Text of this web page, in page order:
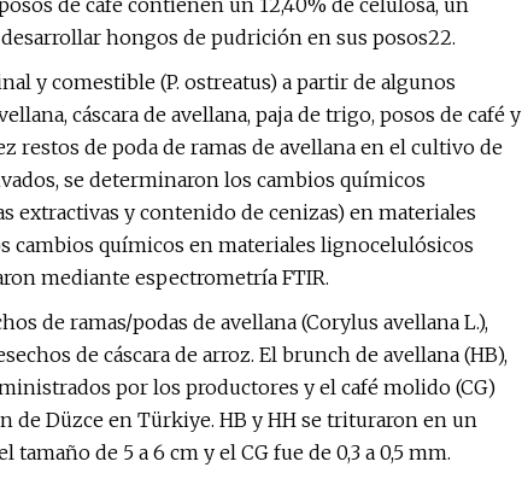
de café contienen un 12,40% de celulosa, un
hongos de pudrición en sus posos22.
y comestible (P. ostreatus) a partir de algunos
cáscara de avellana, paja de trigo, posos de café y
restos de poda de ramas de avellana en el cultivo de
se determinaron los cambios químicos
extractivas y contenido de cenizas) en materiales
cambios químicos en materiales lignocelulósicos
mediante espectrometría FTIR.
de ramas/podas de avellana (Corylus avellana L.),
de cáscara de arroz. El brunch de avellana (HB),
por los productores y el café molido (CG)
de Düzce en Türkiye. HB y HH se trituraron en un
de 5 a 6 cm y el CG fue de 0,3 a 0,5 mm.